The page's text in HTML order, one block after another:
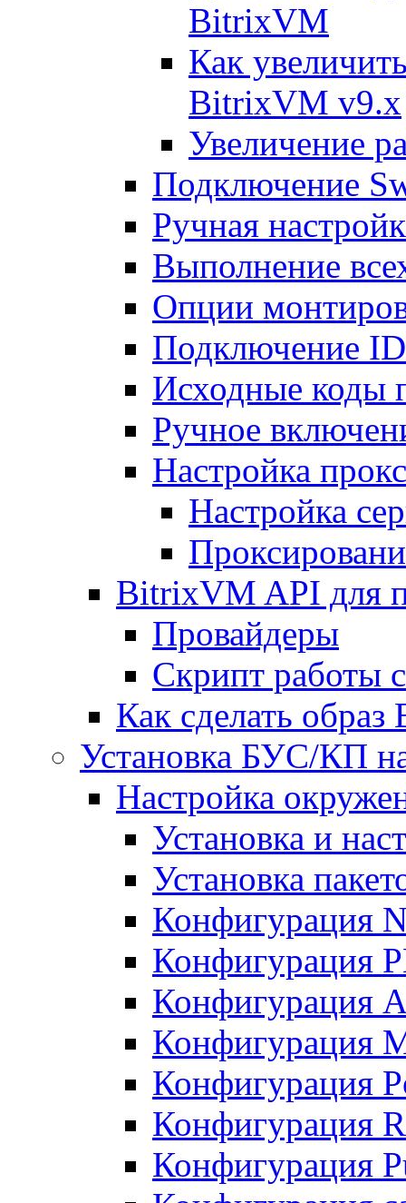
BitrixVM
Как
BitrixVM v9.x
Увеличение
Подключение
Ручная
Выполнение
Опции
Подключение
Исходные коды
Ручное
Настройка
Настройка
BitrixVM API для
Провайдеры
Скрипт работы
Как сделать
Установка БУС/КП
Настройка
Установка и
Установка
Конфигурация
Конфигурация
Конфигурация
Конфигурация
Конфигурация
Конфигурация
Конфигурация